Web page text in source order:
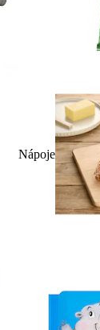
Nápoje